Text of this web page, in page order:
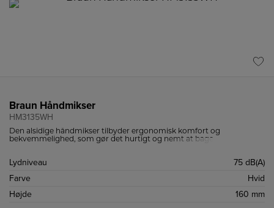
Braun Håndmikser
HM3135WH
Den alsidige håndmikser tilbyder ergonomisk komfort og
bekvemmelighed, som gør det hurtigt og nemt at bage.
Lydniveau
75 dB(A)
Farve
Hvid
Højde
160 mm